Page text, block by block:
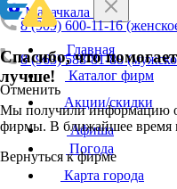
8 (909) 600-11-16
8 (963) 588-81-88
Отменить
Спасибо, что
лучше!
Мы получили информацию
фирмы. В ближайшее время
Вернуться к фирме
Махачкала
Главная
Каталог фирм
Акции/скидки
Афиша
Погода
Карта города